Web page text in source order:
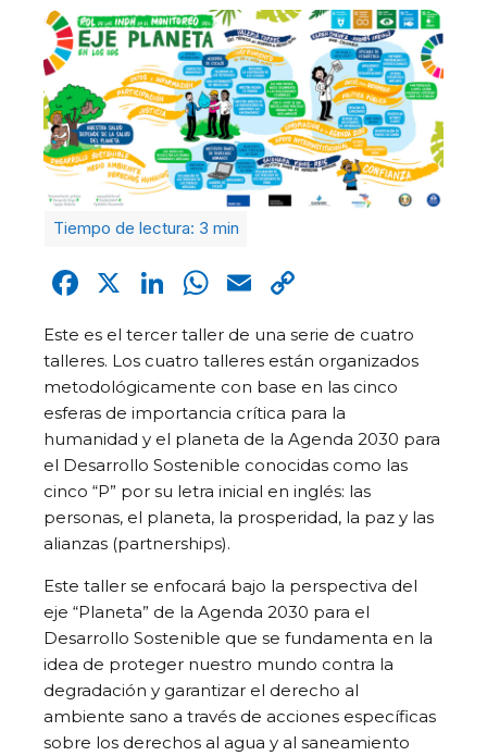
Facebook
X LinkedIn
WhatsApp
Email
Link
Este es el tercer taller de una serie de cuatro
talleres. Los cuatro talleres están organizados
metodológicamente con base en las cinco
esferas de importancia crítica para la
humanidad y el planeta de la Agenda 2030 para
el Desarrollo Sostenible conocidas como las
cinco “P” por su letra inicial en inglés: las
personas, el planeta, la prosperidad, la paz y las
alianzas (partnerships).
Este taller se enfocará bajo la perspectiva del
eje “Planeta” de la Agenda 2030 para el
Desarrollo Sostenible que se fundamenta en la
idea de proteger nuestro mundo contra la
degradación y garantizar el derecho al
ambiente sano a través de acciones específicas
sobre los derechos al agua y al saneamiento